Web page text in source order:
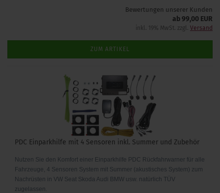
Bewertungen unserer Kunden
ab 99,00 EUR
inkl. 19% MwSt. zzgl. Versand
ZUM ARTIKEL
PDC Einparkhilfe mit 4 Sensoren inkl. Summer und Zubehör
Nutzen Sie den Komfort einer Einparkhilfe PDC Rückfahrwarner für alle
Fahrzeuge, 4 Sensoren System mit Summer (akustisches System) zum
Nachrüsten in VW Seat Skoda Audi BMW usw. natürlich TÜV
zugelassen.